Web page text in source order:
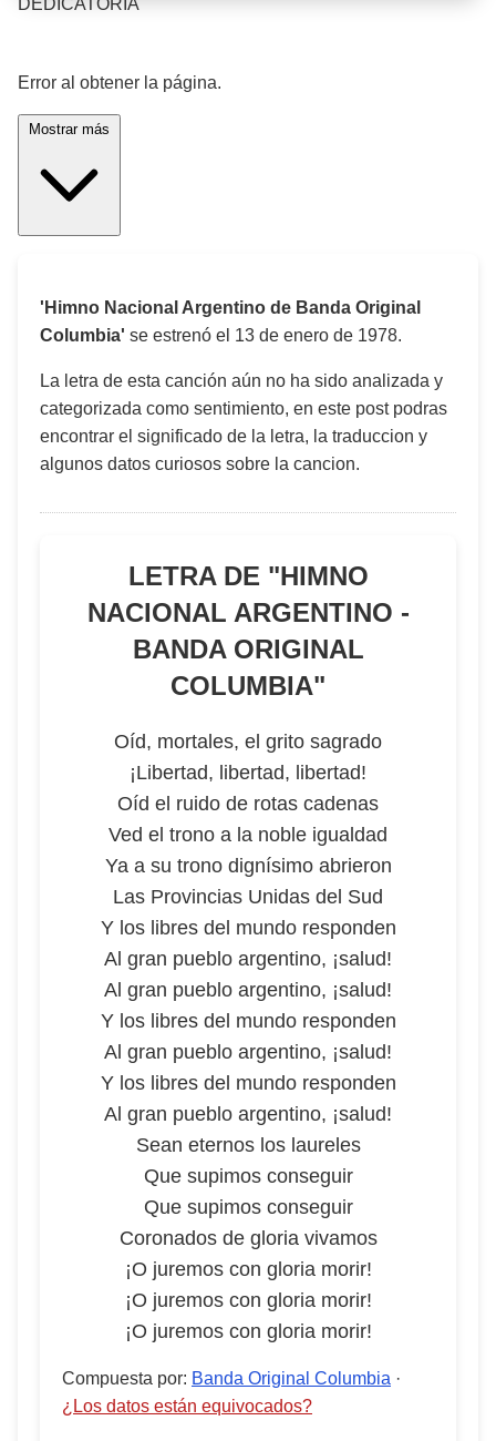
DEDICATORIA
Error al obtener la página.
'Himno Nacional Argentino de Banda Original
Columbia' se estrenó el 13 de enero de 1978.
La letra de esta canción aún no ha sido analizada y
categorizada como sentimiento, en este post podras
encontrar el significado de la letra, la traduccion y
algunos datos curiosos sobre la cancion.
LETRA DE "HIMNO
NACIONAL ARGENTINO -
BANDA ORIGINAL
COLUMBIA"
Oíd, mortales, el grito sagrado
¡Libertad, libertad, libertad!
Oíd el ruido de rotas cadenas
Ved el trono a la noble igualdad
Ya a su trono dignísimo abrieron
Las Provincias Unidas del Sud
Y los libres del mundo responden
Al gran pueblo argentino, ¡salud!
Al gran pueblo argentino, ¡salud!
Y los libres del mundo responden
Al gran pueblo argentino, ¡salud!
Y los libres del mundo responden
Al gran pueblo argentino, ¡salud!
Sean eternos los laureles
Que supimos conseguir
Que supimos conseguir
Coronados de gloria vivamos
¡O juremos con gloria morir!
¡O juremos con gloria morir!
¡O juremos con gloria morir!
Compuesta por: Banda Original Columbia ·
¿Los datos están equivocados?